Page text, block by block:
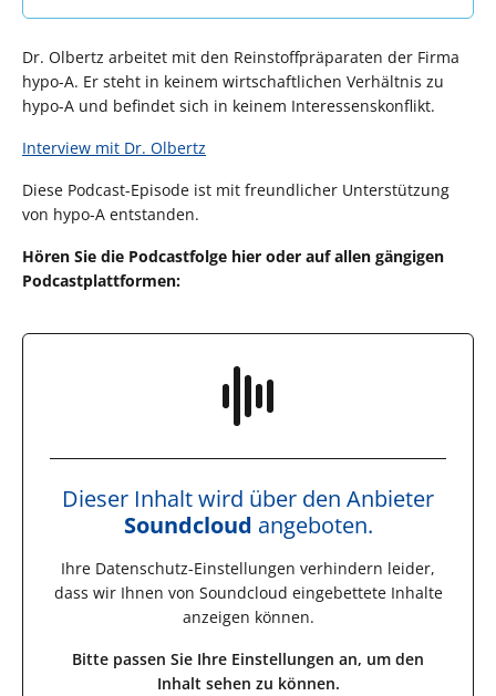
Dr. Olbertz arbeitet mit den Reinstoffpräparaten der Firma
hypo-A. Er steht in keinem wirtschaftlichen Verhältnis zu
hypo-A und befindet sich in keinem Interessenskonflikt.
Interview mit Dr. Olbertz
Diese Podcast-Episode ist mit freundlicher Unterstützung
von hypo-A entstanden.
Hören Sie die Podcastfolge hier oder auf allen gängigen
Podcastplattformen:
Dieser Inhalt wird über den Anbieter
Soundcloud angeboten.
Ihre Datenschutz-Einstellungen verhindern leider,
dass wir Ihnen von Soundcloud eingebettete Inhalte
anzeigen können.
Bitte passen Sie Ihre Einstellungen an, um den
Inhalt sehen zu können.